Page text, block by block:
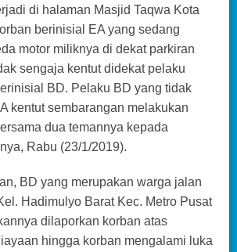
di halaman Masjid Taqwa Kota
berinisial EA yang sedang
motor miliknya di dekat parkiran
sengaja kentut didekat pelaku
BD. Pelaku BD yang tidak
kentut sembarangan melakukan
dua temannya kepada
Rabu (23/1/2019).
BD yang merupakan warga jalan
Hadimulyo Barat Kec. Metro Pusat
dilaporkan korban atas
hingga korban mengalami luka